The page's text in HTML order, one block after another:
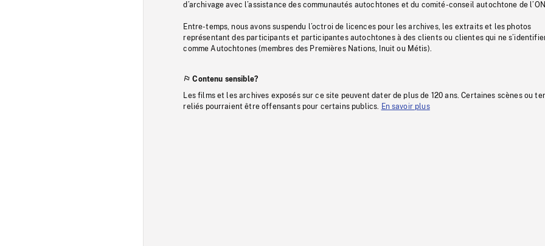
d’archivage avec l’assistance des communautés autochtones et du comité-conseil autochtone de
Entre-temps, nous avons suspendu l’octroi de licences pour les archives, les extraits et les photos
représentant des participants et participantes autochtones à des clients ou clientes qui ne
comme Autochtones (membres des Premières Nations, Inuit ou Métis).
Contenu sensible?
Les films et les archives exposés sur ce site peuvent dater de plus de 120 ans. Certaines scènes ou
reliés pourraient être offensants pour certains publics. En savoir plus